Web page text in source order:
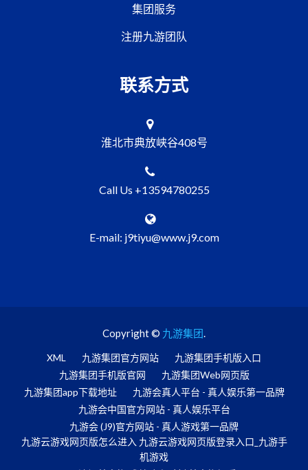
集团服务
注册九游团队
联系方式
淮北市典放峡谷408号
Call Us +13594780255
E-mail: j9tiyu@www.j9.com
Copyright © 九游集团.
XML 九游集团官方网站
九游集团手机版入口
九游集团手机版官网
九游集团Web网页版
九游集团app下载地址
九游会真人平台 - 真人娱乐第一品牌
九游会中国官方网站 - 真人娱乐平台
九游会 (J9)官方网站 - 真人游戏第一品牌
九游云游戏网页版怎么进入 九游云游戏网页版登录入口_九游手
机游戏